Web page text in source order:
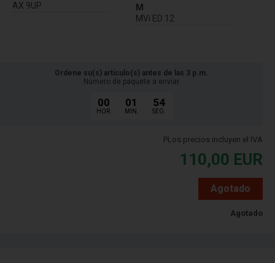
AX 9UP
M
MVi ED 12
Ordene su(s) artículo(s) antes de las 3 p.m.
Número de paquete a enviar
00
HOR.
01
MIN.
53
SEG.
PLos precios incluyen el IVA
110,00 EUR
Agotado
Agotado